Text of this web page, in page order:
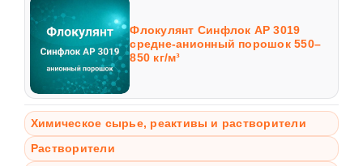
Флокулянт Синфлок AP 3019
средне-анионный порошок 550–
850 кг/м³
Химическое сырье, реактивы и растворители
Растворители